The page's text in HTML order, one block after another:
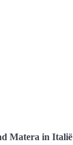
Matera in Italië